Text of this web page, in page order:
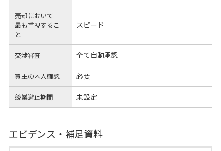
売却において
最も重視するこ
と
スピード
交渉審査 全て自動承認
買主の本人確認 必要
競業避止期間 未設定
エビデンス・補足資料